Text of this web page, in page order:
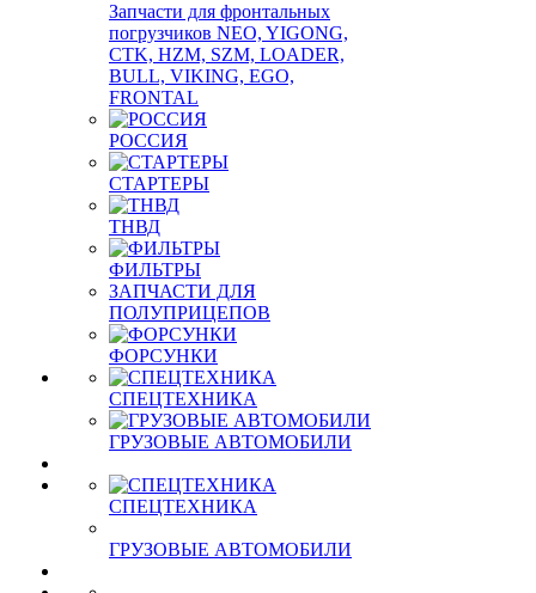
Запчасти для фронтальных
погрузчиков NEO, YIGONG,
CTK, HZM, SZM, LOADER,
BULL, VIKING, EGO,
FRONTAL
РОССИЯ
СТАРТЕРЫ
ТНВД
ФИЛЬТРЫ
ЗАПЧАСТИ ДЛЯ
ПОЛУПРИЦЕПОВ
ФОРСУНКИ
СПЕЦТЕХНИКА
ГРУЗОВЫЕ АВТОМОБИЛИ
СПЕЦТЕХНИКА
ГРУЗОВЫЕ АВТОМОБИЛИ